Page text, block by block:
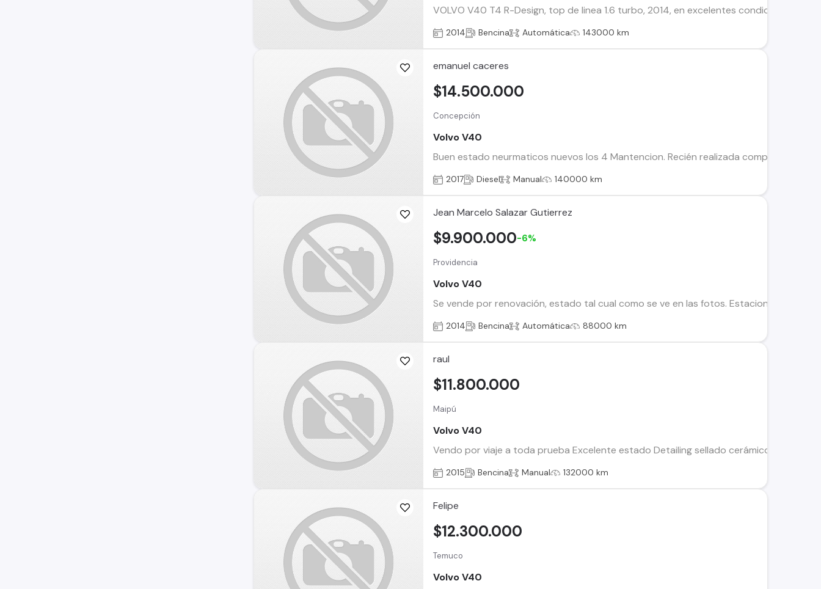
VOLVO V40 T4 R-Design, top de linea 1.6 turbo, 2014, en excelentes condiciones, sin
2014 Bencina Automática 143000 km
emanuel caceres
Concepción
Volvo V40
Buen estado neurmaticos nuevos los 4 Mantencion. Recién realizada completa auto
$14.500.000
2017 Diesel Manual 140000 km
Jean Marcelo Salazar Gutierrez
Providencia
Volvo V40
Se vende por renovación, estado tal cual como se ve en las fotos. Estacionando
$9.900.000-6%
2014 Bencina Automática 88000 km
raul
Maipú
Volvo V40
Vendo por viaje a toda prueba Excelente estado Detailing sellado cerámico Láminas
$11.800.000
2015 Bencina Manual 132000 km
Felipe
Temuco
Volvo V40
$12.300.000